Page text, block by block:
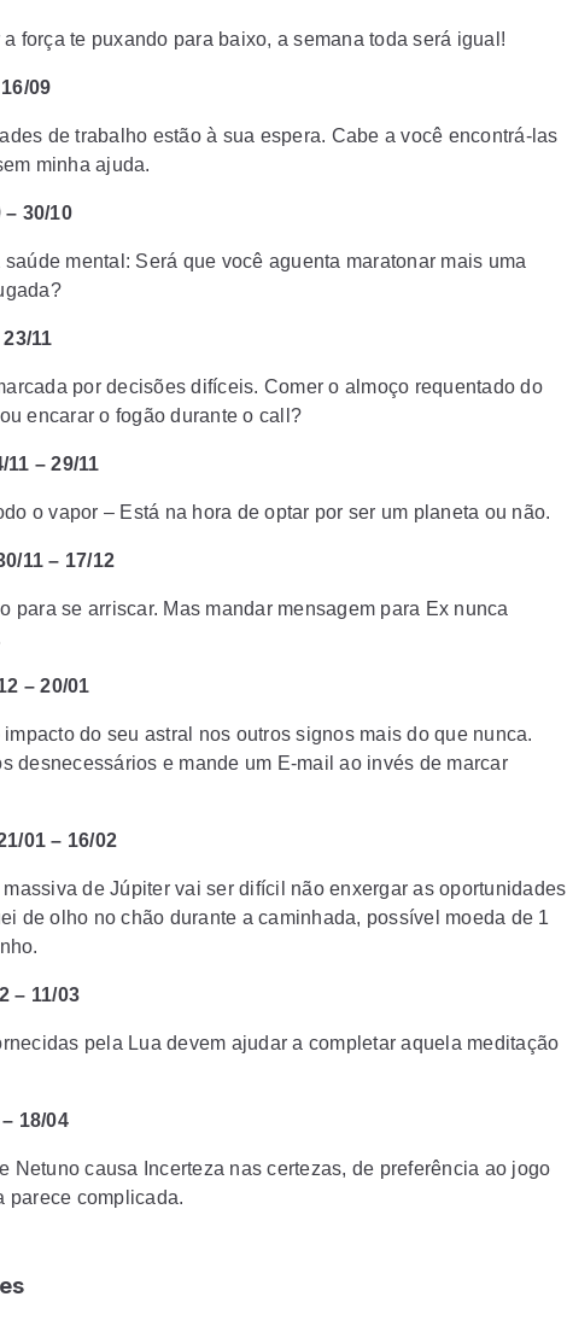
força te puxando para baixo, a semana toda será igual!
09
de trabalho estão à sua espera. Cabe a você encontrá-las
minha ajuda.
– 30/10
saúde mental: Será que você aguenta maratonar mais uma
11
por decisões difíceis. Comer o almoço requentado do
encarar o fogão durante o call?
– 29/11
o vapor – Está na hora de optar por ser um planeta ou não.
11 – 17/12
para se arriscar. Mas mandar mensagem para Ex nunca
– 20/01
do seu astral nos outros signos mais do que nunca.
desnecessários e mande um E-mail ao invés de marcar
01 – 16/02
de Júpiter vai ser difícil não enxergar as oportunidades
de olho no chão durante a caminhada, possível moeda de 1
– 11/03
pela Lua devem ajudar a completar aquela meditação
18/04
Netuno causa Incerteza nas certezas, de preferência ao jogo
parece complicada.